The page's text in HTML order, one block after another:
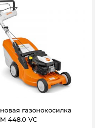
газонокосилка
448.0 VC